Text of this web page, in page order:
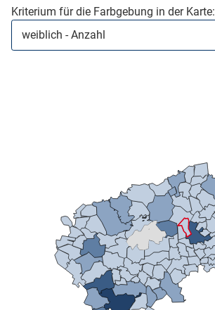
(Mikrozensus)
Kriterium für die Farbgebung in der Karte: